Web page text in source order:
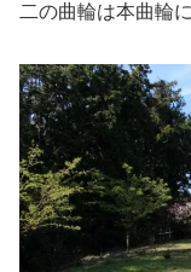
二の曲輪は本曲輪